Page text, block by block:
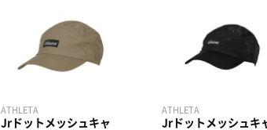
ATHLETA
Jrドットメッシュキャ
ATHLETA
Jrドットメッシュキ